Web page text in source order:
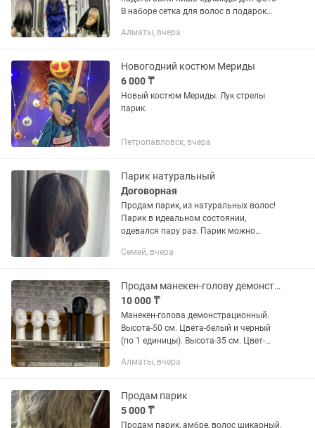
В наборе сетка для волос в подарок
Алматы, вчера
Новогодний костюм Мериды
6 000 ₸
Новый костюм Мериды. Лук стрелы
парик.
Петропавловск, вчера
Парик натуральный
Договорная
Продам парик, из натуральных волос!
Парик в идеальном состоянии,
одевался пару раз. Парик можно
различные укладки, волос
Семей, вчера
Продам манекен-голову демонстрационный.
10 000 ₸
Манекен-голова демонстрационный.
Высота-50 см. Цвета-белый и черный
(по 1 единицы). Высота-35 см. Цвет-
Италия. Могут быть использованы для
Алматы, вчера
Продам парик
5 000 ₸
Продам парик, амбре, волос шикарный,